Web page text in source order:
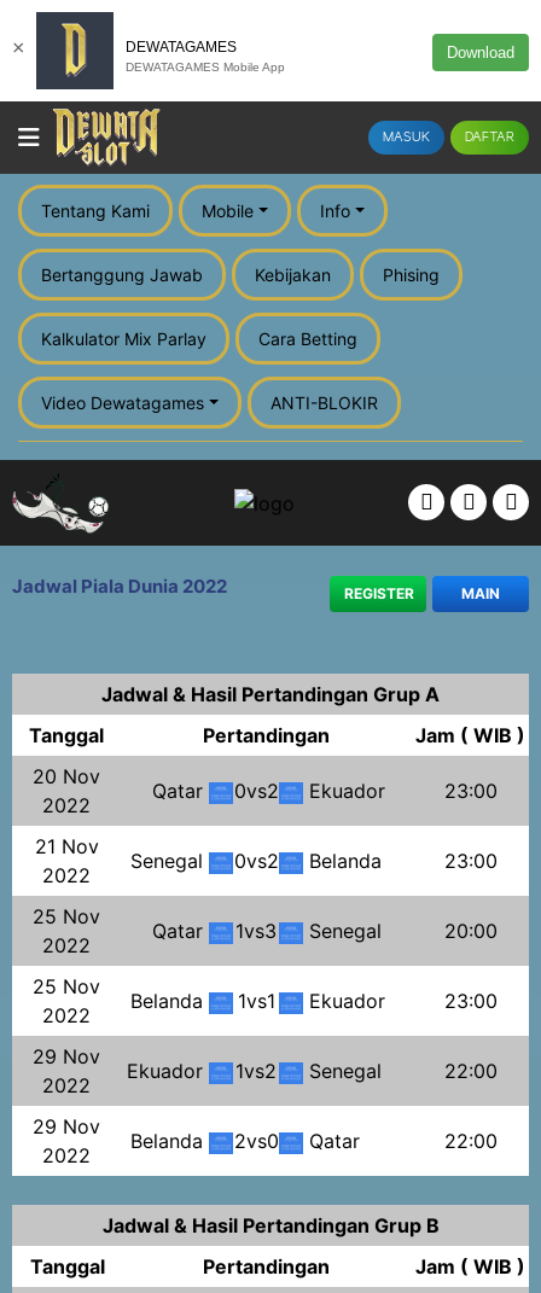
DEWATAGAMES
DEWATAGAMES Mobile App
Download
×
MASUK DAFTAR
Tentang Kami Mobile Info
Bertanggung Jawab Kebijakan Phising
Kalkulator Mix Parlay Cara Betting
Video Dewatagames ANTI-BLOKIR
Jadwal Piala Dunia 2022 REGISTER MAIN
Jadwal & Hasil Pertandingan Grup A
Tanggal
Pertandingan
Jam ( WIB )
20 Nov
2022
Qatar 0vs2 Ekuador 23:00
21 Nov
2022
Senegal 0vs2 Belanda 23:00
25 Nov
2022
Qatar 1vs3 Senegal 20:00
25 Nov
2022
Belanda 1vs1 Ekuador 23:00
29 Nov
2022
Ekuador 1vs2 Senegal 22:00
29 Nov
2022
Belanda 2vs0 Qatar 22:00
Jadwal & Hasil Pertandingan Grup B
Tanggal
Pertandingan
Jam ( WIB )